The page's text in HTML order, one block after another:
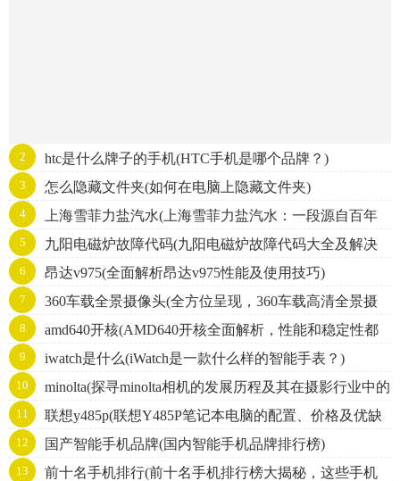
2 htc是什么牌子的手机(HTC手机是哪个品牌？)
3 怎么隐藏文件夹(如何在电脑上隐藏文件夹)
4
上海雪菲力盐汽水(上海雪菲力盐汽水：一段源自百年
历史的中国味道)
5
九阳电磁炉故障代码(九阳电磁炉故障代码大全及解决
方法)
6 昂达v975(全面解析昂达v975性能及使用技巧)
7
360车载全景摄像头(全方位呈现，360车载高清全景摄
像头，全视角无盲区，安装简单，行车无忧！)
8
amd640开核(AMD640开核全面解析，性能和稳定性都
不得不看！)
9 iwatch是什么(iWatch是一款什么样的智能手表？)
10
minolta(探寻minolta相机的发展历程及其在摄影行业中的
地位)
11
联想y485p(联想Y485P笔记本电脑的配置、价格及优缺
点分析。)
12 国产智能手机品牌(国内智能手机品牌排行榜)
13
前十名手机排行(前十名手机排行榜大揭秘，这些手机